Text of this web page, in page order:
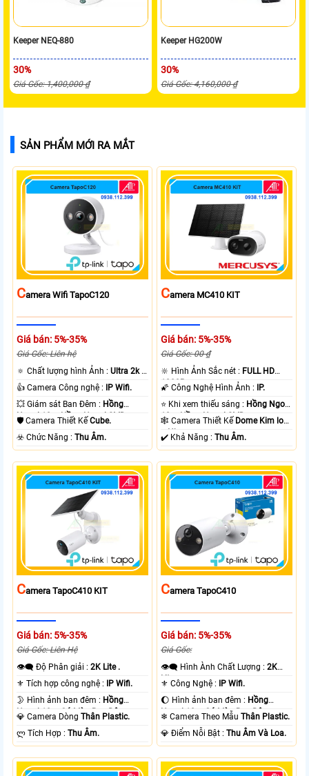
Keeper NEQ-880
30%
Giá Gốc: 1,400,000 ₫
Keeper HG200W
30%
Giá Gốc: 4,160,000 ₫
SẢN PHẨM MỚI RA MẮT
CAmera Wifi TapoC120
Giá bán: 5%-35%
Giá Gốc: Liên hệ
🔅 Chất lượng hình Ảnh :Ultra 2k +
.
👍 Camera Công nghệ :
IP Wifi.
💥 Giám sát Ban Đêm : Hồng
Ngoại 10m Hồng Ngoại SMD.
🛡 Camera Thiết KếCube.
️☣️ Chức Năng :Thu Âm.
CAmera MC410 KIT
Giá bán: 5%-35%
Giá Gốc: 00 ₫
🔆 Hình Ảnh Sắc nét : FULL HD
1080P .
🌠 Công Nghệ Hình Ảnh :
IP.
⭐ Khi xem thiếu sáng : Hồng Ngoại
10m Hồng Ngoại SMD.
🕸️ Camera Thiết Kế Dome Kim loại
+ Nhựa.
️✔️ Khả Năng :Thu Âm.
CAmera TapoC410 KIT
Giá bán: 5%-35%
Giá Gốc: Liên Hệ
👁️‍🗨 Độ Phân giải :2K Lite .
⚜️ Tích hợp công nghệ :
IP Wifi.
🌛 Hình ảnh ban đêm : Hồng
Ngoại 10m Có Màu Ban Ðêm.
💎 Camera DòngThân Plastic.
️ლ Tích Hợp :Thu Âm.
CAmera TapoC410
Giá bán: 5%-35%
Giá Gốc:
👁️‍🗨 Hình Ành Chất Lượng :2K
Lite .
⚜️ Công Nghệ :
IP Wifi.
🌔 Hình ảnh ban đêm : Hồng
Ngoại 10m Có Màu Ban Ðêm.
❄ Camera Theo MẫuThân Plastic.
️💎 Điểm Nỗi Bật :Thu Âm Và Loa.